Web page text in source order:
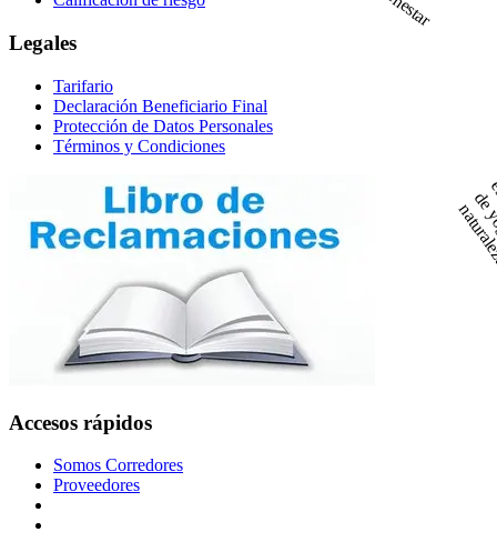
Legales
Tarifario
Declaración Beneficiario Final
Protección de Datos Personales
Términos y Condiciones
Accesos rápidos
Somos Corredores
Proveedores